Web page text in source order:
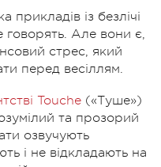
прикладів із безлічі
говорять. Але вони є,
стрес, який
перед весіллям.
Touche («Туше»)
та прозорий
озвучують
і не відкладають на